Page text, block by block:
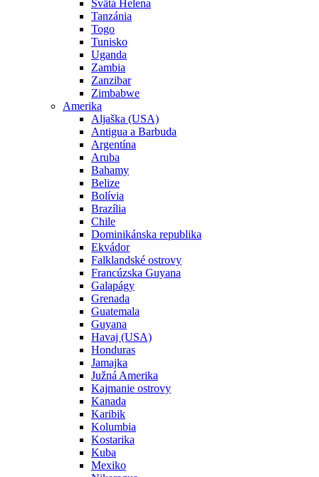
Svätá Helena
Tanzánia
Togo
Tunisko
Uganda
Zambia
Zanzibar
Zimbabwe
Amerika
Aljaška (USA)
Antigua a Barbuda
Argentína
Aruba
Bahamy
Belize
Bolívia
Brazília
Chile
Dominikánska republika
Ekvádor
Falklandské ostrovy
Francúzska Guyana
Galapágy
Grenada
Guatemala
Guyana
Havaj (USA)
Honduras
Jamajka
Južná Amerika
Kajmanie ostrovy
Kanada
Karibik
Kolumbia
Kostarika
Kuba
Mexiko